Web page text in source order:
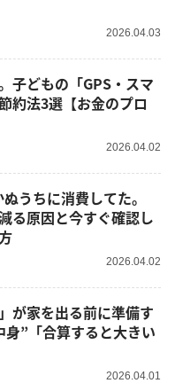
2026.04.03
子どもの「GPS・スマ
約法3選【お金のプロ
2026.04.02
うちに消費してた。
る原因と今すぐ確認し
2026.04.02
が家を出る前に準備す
”「合算すると大きい
2026.04.01